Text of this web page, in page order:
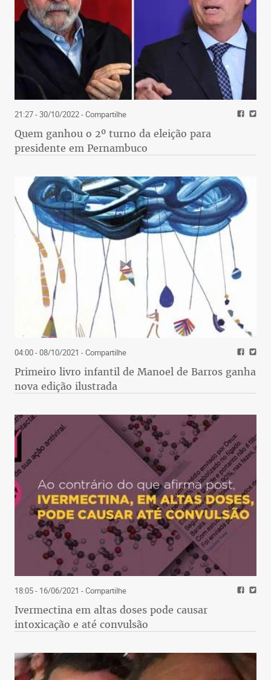
21:27 - 30/10/2022- Compartilhe
Quem ganhou o 2º turno da eleição para
presidente em Pernambuco
04:00 - 08/10/2021 - Compartilhe
Primeiro livro infantil de Manoel de Barros ganha
nova edição ilustrada
18:05 - 16/06/2021 - Compartilhe
Ivermectina em altas doses pode causar
intoxicação e até convulsão